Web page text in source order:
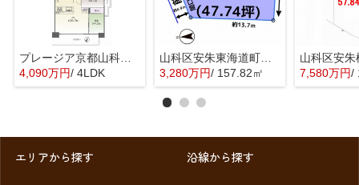
プレージア京都山科東野
4,090万円/ 4LDK
山科区安朱東海道町 売地
3,280万円/ 157.82㎡ 7,580万円/
エリアから探す 沿線から探す